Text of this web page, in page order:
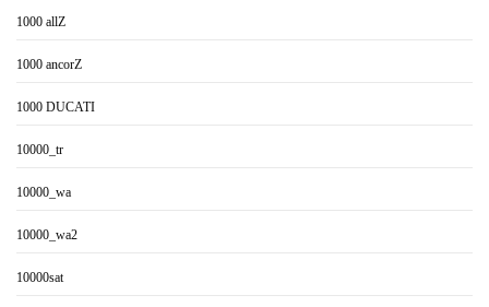
1000 allZ
1000 ancorZ
1000 DUCATI
10000_tr
10000_wa
10000_wa2
10000sat